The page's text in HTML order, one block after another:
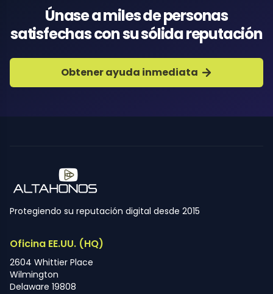
Únase a miles de personas
satisfechas con su sólida reputación
Obtener ayuda inmediata
Protegiendo su reputación digital desde 2015
Oficina EE.UU. (HQ)
2604 Whittier Place
Wilmington
Delaware 19808